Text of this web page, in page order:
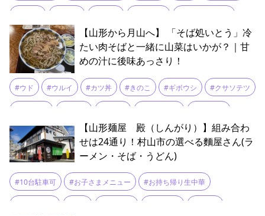
#山形そば #森林組合 #蕎麦
【山形から月山へ】 「そば処いとう」冷
たい肉そばと一緒に山菜はいかが？｜甘
めの汁に後味あっさり！
#ウド #ウルイ #カツ丼 #きのこ #ギボウシ #クサソテツ
#そば #たらの芽 #チシマザサの若竹 #つけ汁 #ドライブ
#ナメコ #ネマガリダケ #ミズ #ムキタケ
#ラーメン #ランチ #冷たい肉そば #冷たい鳥中華
#名物 #国道112号 #天丼 #季節限定 #寒河江
【山形麺屋 殿（しんがり）】組み合わ
せは24通り！村山市の選べる麵屋さん(ラ
ーメン・そば・うどん)
#10台駐車可 #お子さまメニュー #お持ち帰り生中華